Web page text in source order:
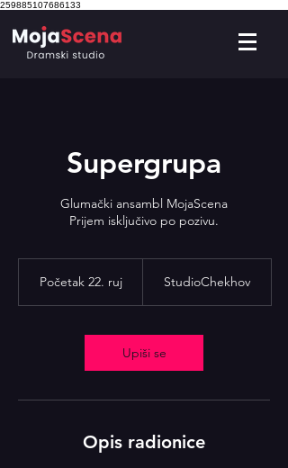
259885107686133
Supergrupa
Glumački ansambl MojaScena
Prijem isključivo po pozivu.
Početak 22. ruj
e
t
a
2
StudioChekhov
Upiši se
Opis radionice